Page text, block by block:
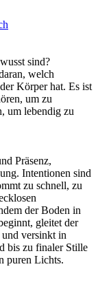
sind?
welch
Körper hat. Es ist
um zu
um lebendig zu
Präsenz,
Intentionen sind
zu schnell, zu
der Boden in
gleitet der
versinkt in
bis zu finaler Stille
puren Lichts.